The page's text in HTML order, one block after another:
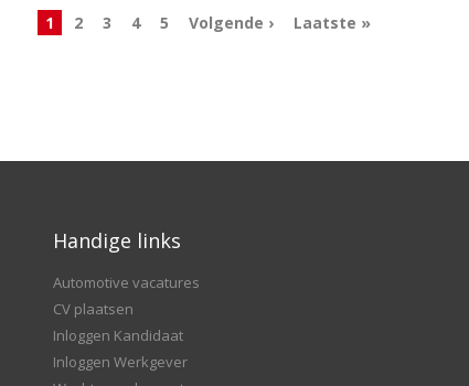
1 2 3 4 5 Volgende › Laatste »
Handige links
Automotive vacatures
CV plaatsen
Inloggen Kandidaat
Inloggen Werkgever